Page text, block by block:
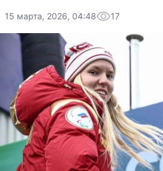
15 марта, 2026, 04:48 17